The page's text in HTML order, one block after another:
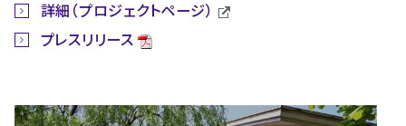
詳細（プロジェクトページ）
プレスリリース